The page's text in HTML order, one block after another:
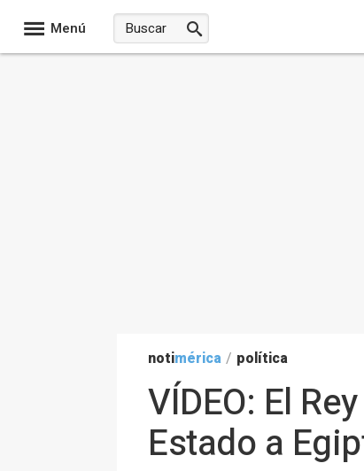
Menú
notimérica / política
VÍDEO: El
Estado a